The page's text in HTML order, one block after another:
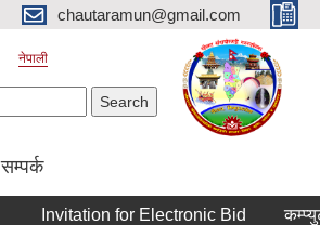
chautaramun@gmail.com
नेपाली
सम्पर्क
Invitation for Electronic Bid